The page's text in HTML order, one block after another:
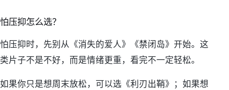
怕压抑怎么选？
怕压抑时，先别从《消失的爱人》《禁闭岛》开始。这
类片子不是不好，而是情绪更重，看完不一定轻松。
如果你只是想周末放松，可以选《利刃出鞘》；如果想